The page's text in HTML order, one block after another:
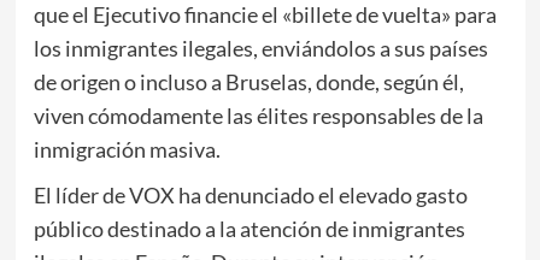
que el Ejecutivo financie el «billete de vuelta» para
los inmigrantes ilegales, enviándolos a sus países
de origen o incluso a Bruselas, donde, según él,
viven cómodamente las élites responsables de la
inmigración masiva.
El líder de VOX ha denunciado el elevado gasto
público destinado a la atención de inmigrantes